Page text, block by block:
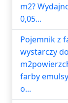
m2?
0,05...
Pojemnik z
wystarczy
farby
o...